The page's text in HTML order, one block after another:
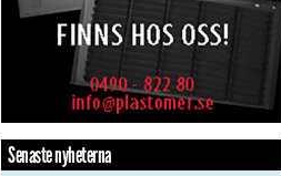
Senaste nyheterna